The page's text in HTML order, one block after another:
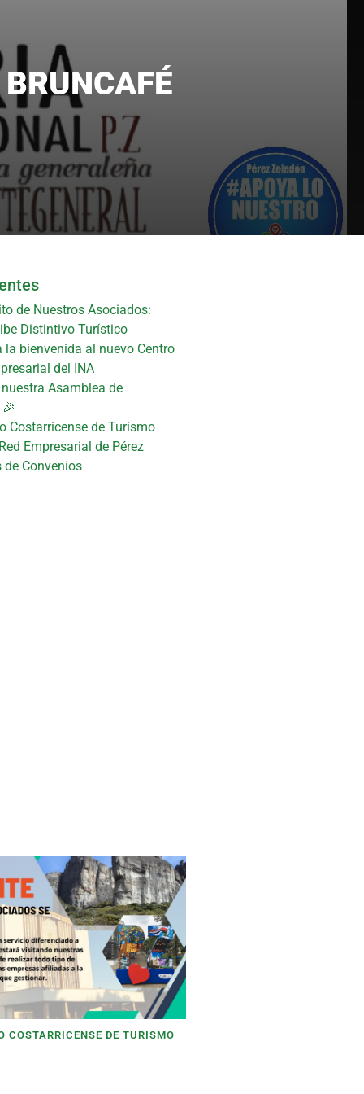
de Nuestros Asociados:
Distintivo Turístico
la bienvenida al nuevo Centro
del INA
nuestra Asamblea de
Costarricense de Turismo
Empresarial de Pérez
de Convenios
COSTARRICENSE DE TURISMO